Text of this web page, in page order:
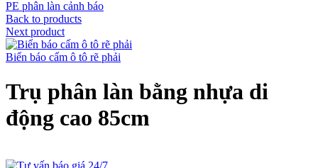
PE phân làn cảnh báo
Back to products
Next product
Biển báo cấm ô tô rẽ phải
Trụ phân làn bằng nhựa di
động cao 85cm